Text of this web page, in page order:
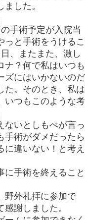
した。
手術予定が入院当
っと手術をうけるこ
、またまた、激し
ナ？何で私はいつも
ズにはいかないのだ
た。そのとき、私は
いつもこのような考
ないとしもべが言っ
手術がダメだったら
違いない！と考え
に手術を終えること
野外礼拝に参加で
謝しました。